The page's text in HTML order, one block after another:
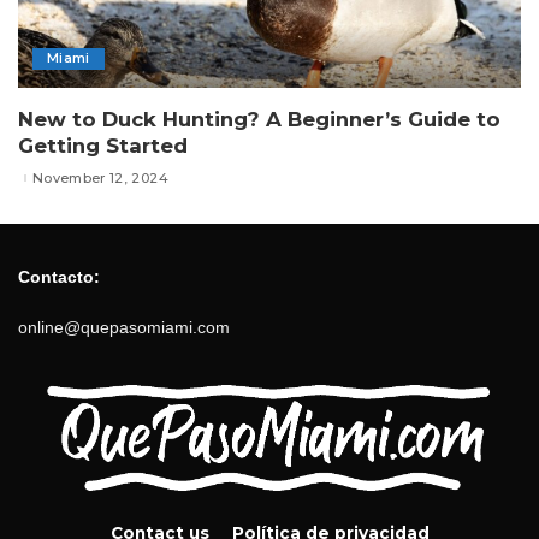
Miami
New to Duck Hunting? A Beginner’s Guide to
Getting Started
November 12, 2024
Contacto:
online@quepasomiami.com
Contact us Política de privacidad